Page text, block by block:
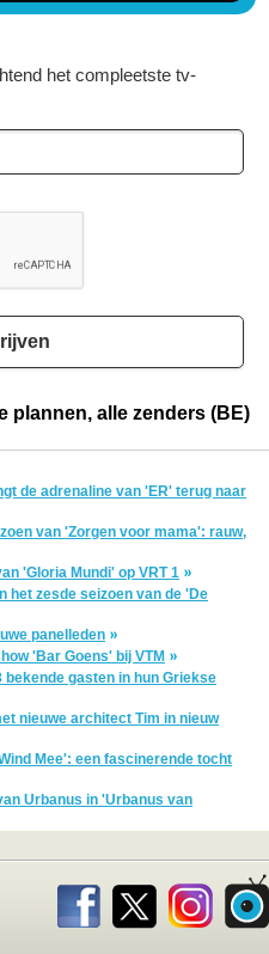
het compleetste tv-
plannen, alle zenders (BE)
de adrenaline van 'ER' terug naar
van 'Zorgen voor mama': rauw,
'Gloria Mundi' op VRT 1
het zesde seizoen van de 'De
panelleden
'Bar Goens' bij VTM
gasten in hun Griekse
nieuwe architect Tim in nieuw
Mee': een fascinerende tocht
Urbanus in 'Urbanus van